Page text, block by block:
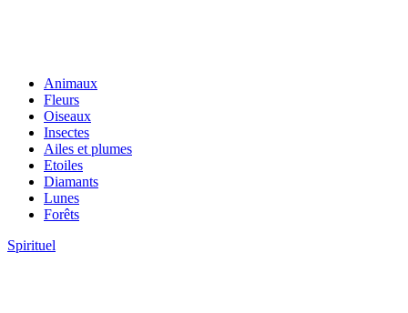
Animaux
Fleurs
Oiseaux
Insectes
Ailes et plumes
Etoiles
Diamants
Lunes
Forêts
Spirituel